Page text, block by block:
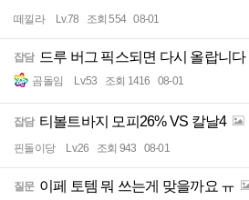
떼낄라 Lv.78 조회 554 08-01
잡담 드루 버그 픽스되면 다시 올랍니다
곰돌임 Lv.53 조회 1416 08-01
잡담 티볼트바지 모피26% VS 칼날4
핀돌이당 Lv.26 조회 943 08-01
질문 이페 토템 뭐 쓰는게 맞을까요 ㅠ